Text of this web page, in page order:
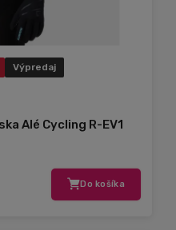
Výpredaj
Alé Cycling R-EV1
Do košíka